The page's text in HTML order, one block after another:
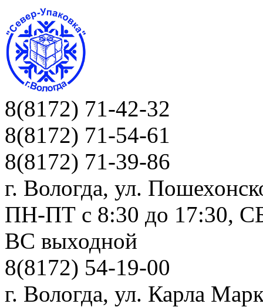
8(8172) 71-42-32
8(8172) 71-54-61
8(8172) 71-39-86
г. Вологда, ул.
ПН-ПТ c 8:30 до 17:30,
ВС выходной
8(8172) 54-19-00
г. Вологда, ул. Карла